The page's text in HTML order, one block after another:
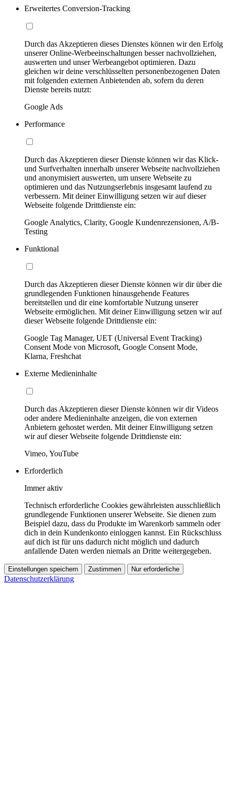
Erweitertes Conversion-Tracking
Durch das Akzeptieren dieses Dienstes können wir den Erfolg
unserer Online-Werbeeinschaltungen besser nachvollziehen,
auswerten und unser Werbeangebot optimieren. Dazu
gleichen wir deine verschlüsselten personenbezogenen Daten
mit folgenden externen Anbietenden ab, sofern du deren
Dienste bereits nutzt:
Google Ads
Performance
Durch das Akzeptieren dieser Dienste können wir das Klick-
und Surfverhalten innerhalb unserer Webseite nachvollziehen
und anonymisiert auswerten, um unsere Webseite zu
optimieren und das Nutzungserlebnis insgesamt laufend zu
verbessern. Mit deiner Einwilligung setzen wir auf dieser
Webseite folgende Drittdienste ein:
Google Analytics, Clarity, Google Kundenrezensionen, A/B-
Testing
Funktional
Durch das Akzeptieren dieser Dienste können wir dir über die
grundlegenden Funktionen hinausgehende Features
bereitstellen und dir eine komfortable Nutzung unserer
Webseite ermöglichen. Mit deiner Einwilligung setzen wir auf
dieser Webseite folgende Drittdienste ein:
Google Tag Manager, UET (Universal Event Tracking)
Consent Mode von Microsoft, Google Consent Mode,
Klarna, Freshchat
Externe Medieninhalte
Durch das Akzeptieren dieser Dienste können wir dir Videos
oder andere Medieninhalte anzeigen, die von externen
Anbietern gehostet werden. Mit deiner Einwilligung setzen
wir auf dieser Webseite folgende Drittdienste ein:
Vimeo, YouTube
Erforderlich
Immer aktiv
Technisch erforderliche Cookies gewährleisten ausschließlich
grundlegende Funktionen unserer Webseite. Sie dienen zum
Beispiel dazu, dass du Produkte im Warenkorb sammeln oder
dich in dein Kundenkonto einloggen kannst. Ein Rückschluss
auf dich ist für uns dadurch nicht möglich und dadurch
anfallende Daten werden niemals an Dritte weitergegeben.
Einstellungen speichern Zustimmen Nur erforderliche
Datenschutzerklärung